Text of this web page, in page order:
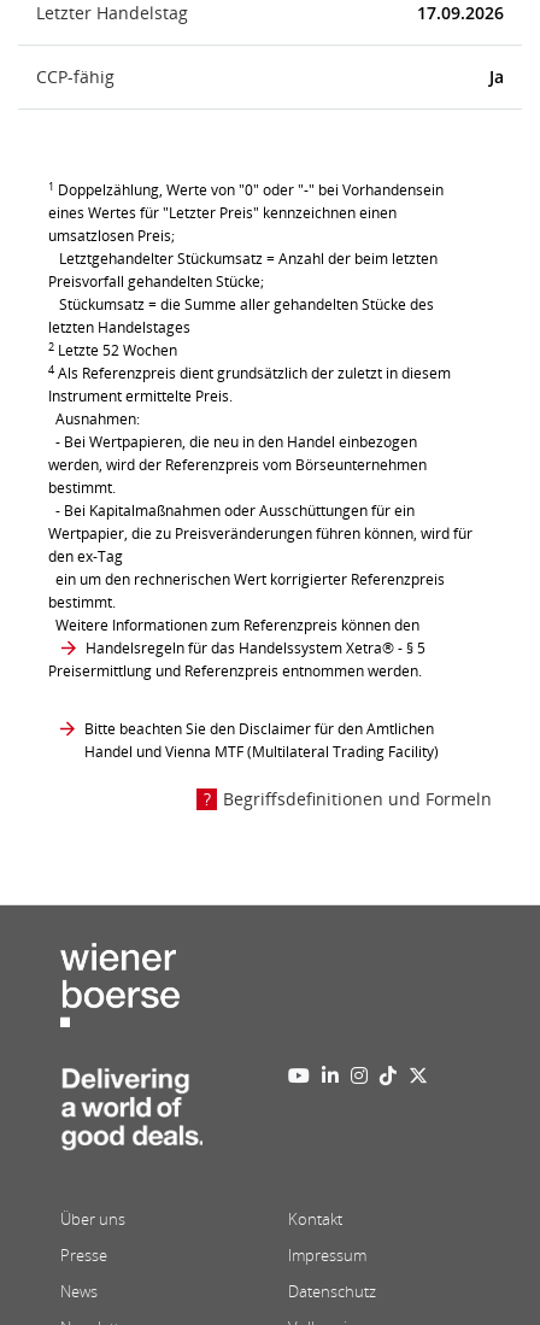
Letzter Handelstag 17.09.2026
CCP-fähig Ja
1 Doppelzählung, Werte von "0" oder "-" bei Vorhandensein
eines Wertes für "Letzter Preis" kennzeichnen einen
umsatzlosen Preis;
Letztgehandelter Stückumsatz = Anzahl der beim letzten
Preisvorfall gehandelten Stücke;
Stückumsatz = die Summe aller gehandelten Stücke des
letzten Handelstages
2 Letzte 52 Wochen
4 Als Referenzpreis dient grundsätzlich der zuletzt in diesem
Instrument ermittelte Preis.
Ausnahmen:
- Bei Wertpapieren, die neu in den Handel einbezogen
werden, wird der Referenzpreis vom Börseunternehmen
bestimmt.
- Bei Kapitalmaßnahmen oder Ausschüttungen für ein
Wertpapier, die zu Preisveränderungen führen können, wird für
den ex-Tag
ein um den rechnerischen Wert korrigierter Referenzpreis
bestimmt.
Weitere Informationen zum Referenzpreis können den
Handelsregeln für das Handelssystem Xetra®- § 5
Preisermittlung und Referenzpreis entnommen werden.
Bitte beachten Sie den Disclaimer für den Amtlichen
Handel und Vienna MTF (Multilateral Trading Facility)
Begriffsdefinitionen und Formeln
Über uns
Presse
News
Kontakt
Impressum
Datenschutz